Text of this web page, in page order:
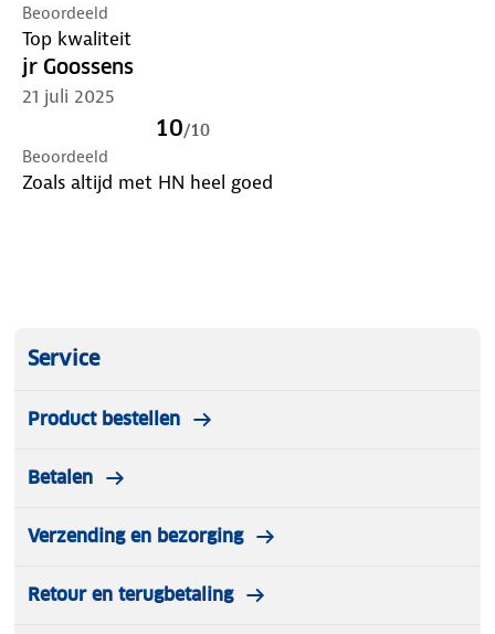
Beoordeeld
Top kwaliteit
jr Goossens
21 juli 2025
10/10
Beoordeeld
Zoals altijd met HN heel goed
Service
Product bestellen
Betalen
Verzending en bezorging
Retour en terugbetaling